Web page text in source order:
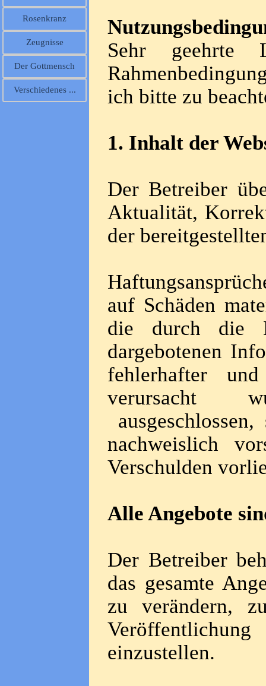
Rosenkranz
Zeugnisse
Der Gottmensch
Verschiedenes ...
Sehr geehrte
ich bitte zu
1. Inhalt der
Der Betreiber
Aktualität,
der
auf Schäden
die durch die
dargebotenen
fehlerhafter
verursacht
nachweislich
Verschulden
Alle Angebote
Der Betreiber
das gesamte
zu verändern,
einzustellen.